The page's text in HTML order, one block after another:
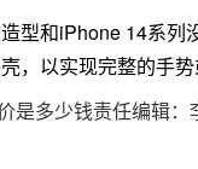
型和iPhone 14系
，以实现完整的手
是多少钱责任编辑：